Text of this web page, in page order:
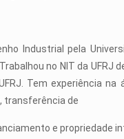
Industrial pela
no NIT da UFRJ
Tem experiência
transferência de
e propriedade